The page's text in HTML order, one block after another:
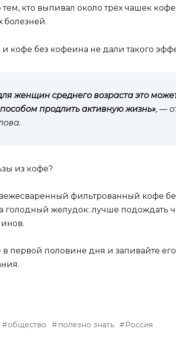
тем, кто выпивал около трёх чашек
болезней.
кофе без кофеина не дали такого
женщин среднего возраста это
продлить активную жизнь», —
из кофе?
фильтрованный кофе
голодный желудок: лучше подождать
в первой половине дня и запивайте
общество полезно знать Россия